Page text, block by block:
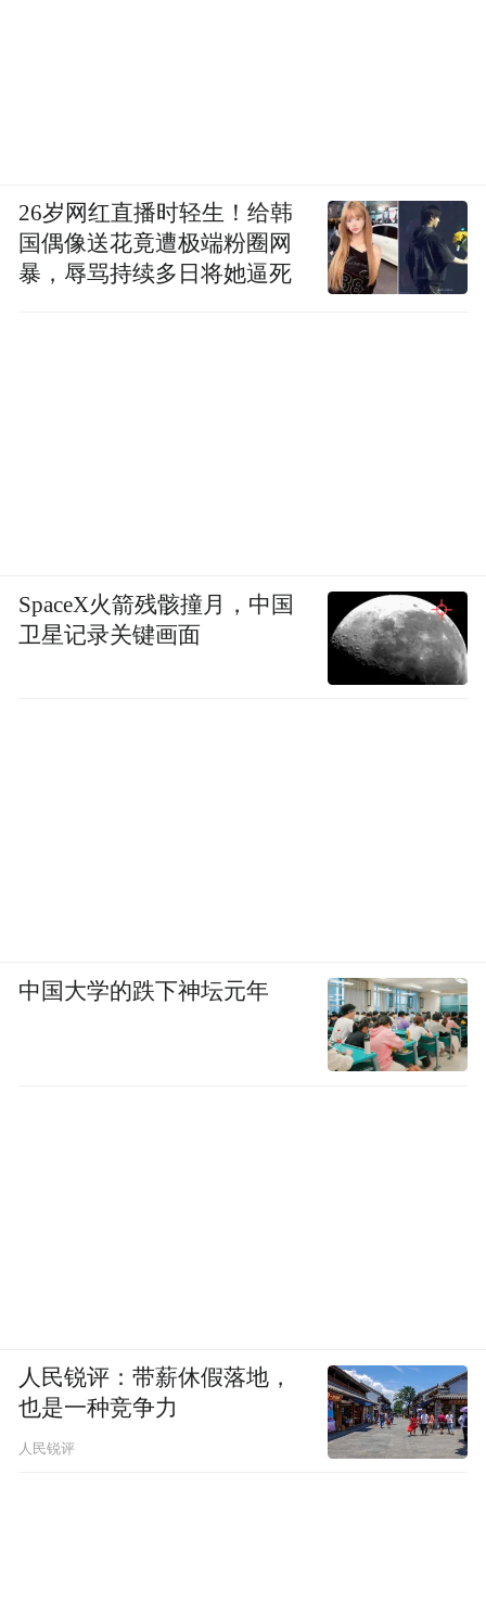
26岁网红直播时轻生！给韩
国偶像送花竟遭极端粉圈网
暴，辱骂持续多日将她逼死
SpaceX火箭残骸撞月，中国
卫星记录关键画面
中国大学的跌下神坛元年
人民锐评：带薪休假落地，
也是一种竞争力
人民锐评